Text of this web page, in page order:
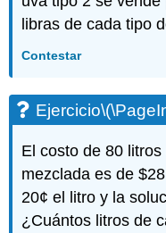
libras de cada tipo
Contestar
Ejercicio
El costo de 80
mezclada es de
20¢ el litro y la
¿Cuántos litros de